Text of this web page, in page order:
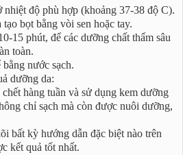
độ phù hợp (khoảng 37-38 độ C).
bọt bằng vòi sen hoặc tay.
15 phút, để các dưỡng chất thấm sâu
toàn.
nước sạch.
dưỡng da:
hàng tuần và sử dụng kem dưỡng
chỉ sạch mà còn được nuôi dưỡng,
bất kỳ hướng dẫn đặc biệt nào trên
kết quả tốt nhất.